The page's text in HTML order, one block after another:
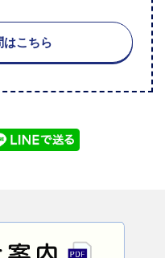
はこちら